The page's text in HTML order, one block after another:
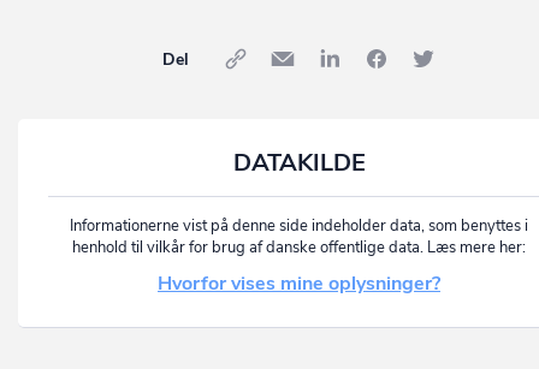
Del
DATAKILDE
Informationerne vist på denne side indeholder data, som benyttes i
henhold til vilkår for brug af danske offentlige data. Læs mere her:
Hvorfor vises mine oplysninger?